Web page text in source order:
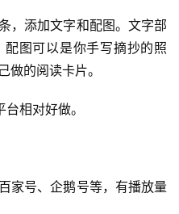
，添加文字和配图。文字部
图可以是你手写摘抄的照
做的阅读卡片。
相对好做。
家号、企鹅号等，有播放量